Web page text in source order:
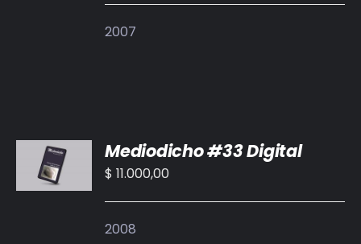
2007
AL
CARRITO
/
Mediodicho #33 Digital
$ 11.000,00
2008